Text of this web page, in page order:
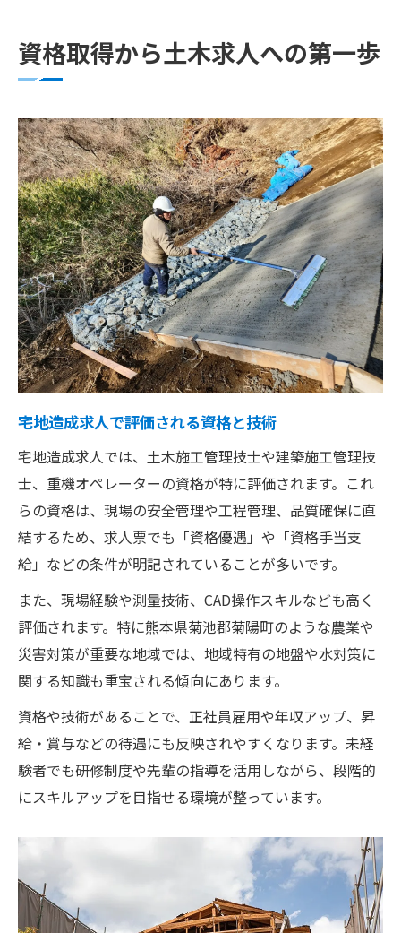
資格取得から土木求人への第一歩
宅地造成求人で評価される資格と技術
宅地造成求人では、土木施工管理技士や建築施工管理技
士、重機オペレーターの資格が特に評価されます。これ
らの資格は、現場の安全管理や工程管理、品質確保に直
結するため、求人票でも「資格優遇」や「資格手当支
給」などの条件が明記されていることが多いです。
また、現場経験や測量技術、CAD操作スキルなども高く
評価されます。特に熊本県菊池郡菊陽町のような農業や
災害対策が重要な地域では、地域特有の地盤や水対策に
関する知識も重宝される傾向にあります。
資格や技術があることで、正社員雇用や年収アップ、昇
給・賞与などの待遇にも反映されやすくなります。未経
験者でも研修制度や先輩の指導を活用しながら、段階的
にスキルアップを目指せる環境が整っています。